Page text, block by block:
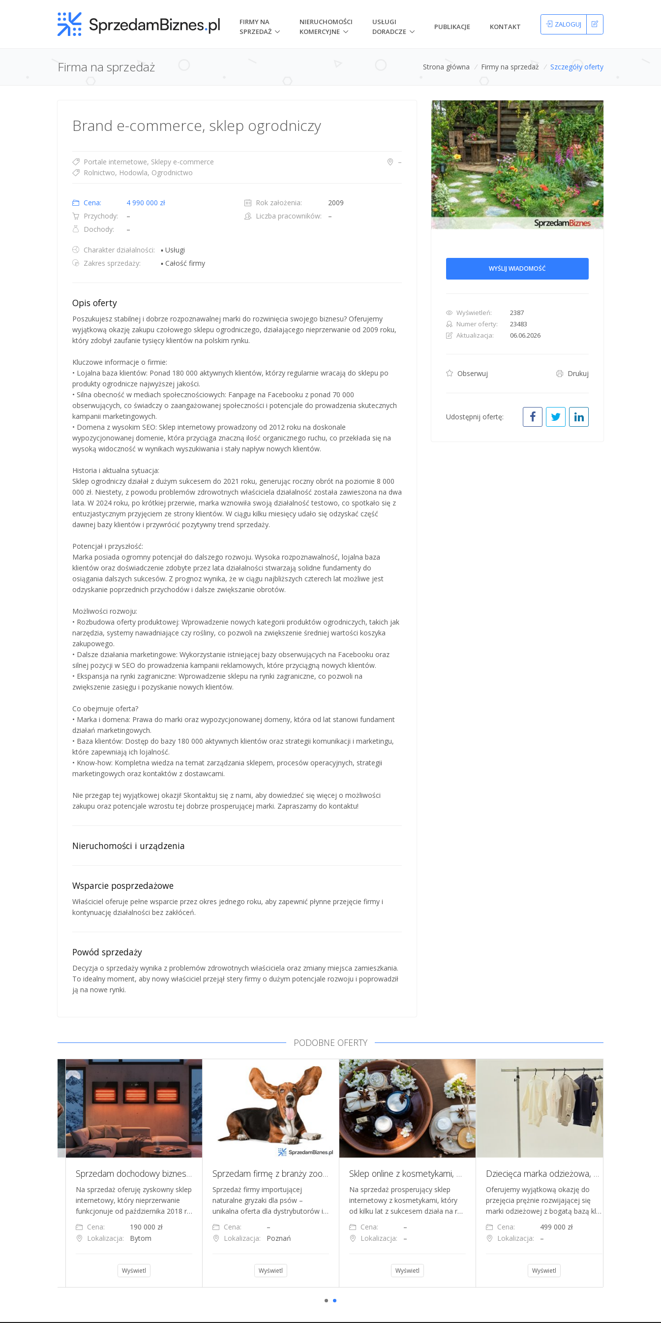
FIRMY NA
SPRZEDAŻ
NIERUCHOMOŚCI
KOMERCYJNE
USŁUGI
DORADCZE
PUBLIKACJE KONTAKT ZALOGUJ
Firma na sprzedaż Strona główna / Firmy na sprzedaż / Szczegóły oferty
Brand e-commerce, sklep ogrodniczy
Portale internetowe, Sklepy e-commerce
Rolnictwo, Hodowla, Ogrodnictwo
–
Cena:
4 990 000 zł
Przychody:
–
Dochody:
–
Rok założenia:
2009
Liczba pracowników:
–
Charakter działalności:
▪ Usługi
Zakres sprzedaży:
▪ Całość firmy
Opis oferty
Poszukujesz stabilnej i dobrze rozpoznawalnej marki do rozwinięcia swojego biznesu? Oferujemy
wyjątkową okazję zakupu czołowego sklepu ogrodniczego, działającego nieprzerwanie od 2009 roku,
który zdobył zaufanie tysięcy klientów na polskim rynku.
Kluczowe informacje o firmie:
• Lojalna baza klientów: Ponad 180 000 aktywnych klientów, którzy regularnie wracają do sklepu po
produkty ogrodnicze najwyższej jakości.
• Silna obecność w mediach społecznościowych: Fanpage na Facebooku z ponad 70 000
obserwujących, co świadczy o zaangażowanej społeczności i potencjale do prowadzenia skutecznych
kampanii marketingowych.
• Domena z wysokim SEO: Sklep internetowy prowadzony od 2012 roku na doskonale
wypozycjonowanej domenie, która przyciąga znaczną ilość organicznego ruchu, co przekłada się na
wysoką widoczność w wynikach wyszukiwania i stały napływ nowych klientów.
Historia i aktualna sytuacja:
Sklep ogrodniczy działał z dużym sukcesem do 2021 roku, generując roczny obrót na poziomie 8 000
000 zł. Niestety, z powodu problemów zdrowotnych właściciela działalność została zawieszona na dwa
lata. W 2024 roku, po krótkiej przerwie, marka wznowiła swoją działalność testowo, co spotkało się z
entuzjastycznym przyjęciem ze strony klientów. W ciągu kilku miesięcy udało się odzyskać część
dawnej bazy klientów i przywrócić pozytywny trend sprzedaży.
Potencjał i przyszłość:
Marka posiada ogromny potencjał do dalszego rozwoju. Wysoka rozpoznawalność, lojalna baza
klientów oraz doświadczenie zdobyte przez lata działalności stwarzają solidne fundamenty do
osiągania dalszych sukcesów. Z prognoz wynika, że w ciągu najbliższych czterech lat możliwe jest
odzyskanie poprzednich przychodów i dalsze zwiększanie obrotów.
Możliwości rozwoju:
• Rozbudowa oferty produktowej: Wprowadzenie nowych kategorii produktów ogrodniczych, takich jak
narzędzia, systemy nawadniające czy rośliny, co pozwoli na zwiększenie średniej wartości koszyka
zakupowego.
• Dalsze działania marketingowe: Wykorzystanie istniejącej bazy obserwujących na Facebooku oraz
silnej pozycji w SEO do prowadzenia kampanii reklamowych, które przyciągną nowych klientów.
• Ekspansja na rynki zagraniczne: Wprowadzenie sklepu na rynki zagraniczne, co pozwoli na
zwiększenie zasięgu i pozyskanie nowych klientów.
Co obejmuje oferta?
• Marka i domena: Prawa do marki oraz wypozycjonowanej domeny, która od lat stanowi fundament
działań marketingowych.
• Baza klientów: Dostęp do bazy 180 000 aktywnych klientów oraz strategii komunikacji i marketingu,
które zapewniają ich lojalność.
• Know-how: Kompletna wiedza na temat zarządzania sklepem, procesów operacyjnych, strategii
marketingowych oraz kontaktów z dostawcami.
Nie przegap tej wyjątkowej okazji! Skontaktuj się z nami, aby dowiedzieć się więcej o możliwości
zakupu oraz potencjale wzrostu tej dobrze prosperującej marki. Zapraszamy do kontaktu!
Nieruchomości i urządzenia
Wsparcie posprzedażowe
Właściciel oferuje pełne wsparcie przez okres jednego roku, aby zapewnić płynne przejęcie firmy i
kontynuację działalności bez zakłóceń.
Powód sprzedaży
Decyzja o sprzedaży wynika z problemów zdrowotnych właściciela oraz zmiany miejsca zamieszkania.
To idealny moment, aby nowy właściciel przejął stery firmy o dużym potencjale rozwoju i poprowadził
ją na nowe rynki.
WYŚLIJ WIADOMOŚĆ
Wyświetleń:
2387
Numer oferty:
23483
Aktualizacja:
06.06.2026
Obserwuj Drukuj
Udostępnij ofertę:
PODOBNE OFERTY
Sprzedam dochodowy biznes ecommerce - gotowy do przejęcia i dalszego rozwoju
Na sprzedaż oferuję zyskowny sklep
internetowy, który nieprzerwanie
funkcjonuje od października 2018 r…
Cena:
190 000 zł
Lokalizacja:
Bytom
Wyświetl
Sprzedam firmę z branży zoologicznej przysmaki dla psów z Kolumbii
Sprzedaż firmy importującej
naturalne gryzaki dla psów –
unikalna oferta dla dystrybutorów i…
Cena:
Lokalizacja:
Poznań
Wyświetl
Sklep online z kosmetykami, ecommerce
Na sprzedaż prosperujący sklep
internetowy z kosmetykami, który
od kilku lat z sukcesem działa na r…
Cena:
Lokalizacja:
–
Wyświetl
Dziecięca marka odzieżowa, sklep internetowy, ecommerce
Oferujemy wyjątkową okazję do
przejęcia prężnie rozwijającej się
marki odzieżowej z bogatą bazą kl…
Cena:
499 000 zł
Lokalizacja:
–
Wyświetl